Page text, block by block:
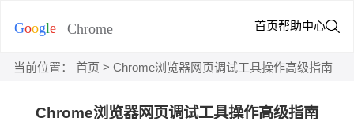
首页帮助中心
当前位置： 首页 > Chrome浏览器网页调试工具操作高级指南
Chrome浏览器网页调试工具操作高级指南